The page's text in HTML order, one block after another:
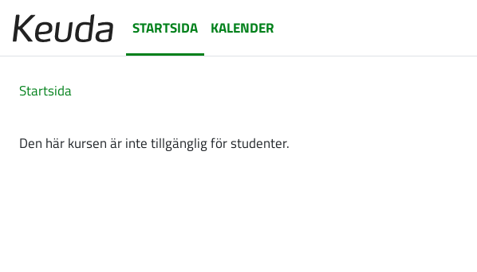
STARTSIDA
KALENDER
Startsida
Den här kursen är inte tillgänglig för studenter.